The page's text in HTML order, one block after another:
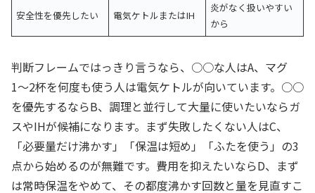
安全性を優先したい 電気ケトルまたはIH
炎がなく扱いやすい
から
判断フレームではっきり言うなら、○○な人はA、マグ
1〜2杯を何度も使う人は電気ケトルが向いています。○○
を優先するならB、調理と並行して大量に使いたいならガ
スやIHが候補になります。まず失敗したくない人はC、
「必要量だけ沸かす」「保温は短め」「ふたを使う」の3
点から始めるのが無難です。費用を抑えたいならD、まず
は常時保温をやめて、その都度沸かす回数と量を見直すこ